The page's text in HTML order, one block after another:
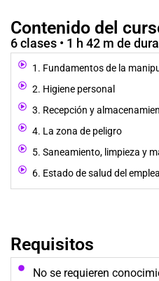
Contenido del
6 clases • 1 h 42 m de
1. Fundamentos de la
2. Higiene personal
3. Recepción y
4. La zona de peligro
5. Saneamiento, limpieza y
6. Estado de salud del
Requisitos
No se requieren